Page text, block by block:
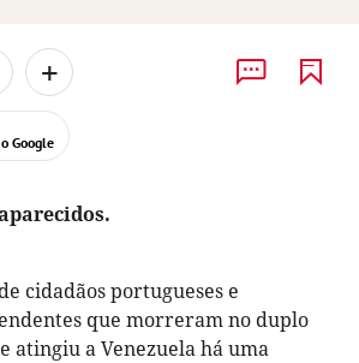
+
Google
cidadãos portugueses e
que morreram no duplo
atingiu a Venezuela há uma